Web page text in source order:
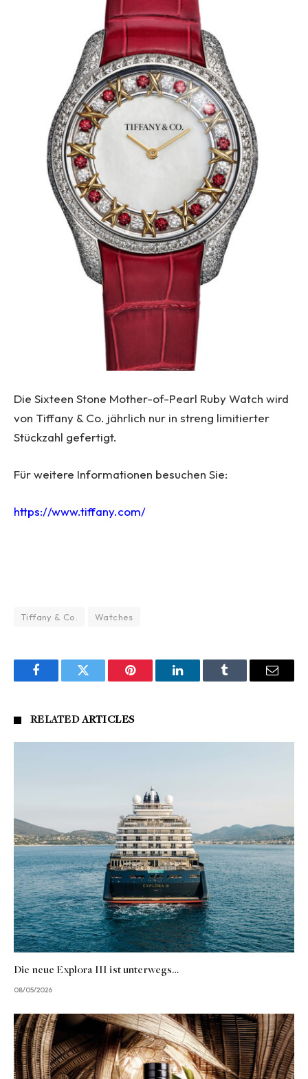
Die Sixteen Stone Mother-of-Pearl Ruby Watch wird
von Tiffany & Co. jährlich nur in streng limitierter
Stückzahl gefertigt.
Für weitere Informationen besuchen Sie:
https://www.tiffany.com/
Tiffany & Co. Watches
FacebookTwitter Pinterest LinkedInTumblr Email
RELATEDARTICLES
Die neue Explora III ist unterwegs…
08/05/2026